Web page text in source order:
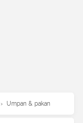
› Umpan & pakan